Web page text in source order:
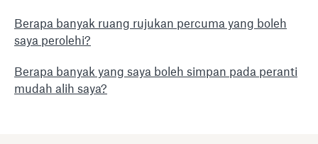
Berapa banyak ruang rujukan percuma yang boleh
saya perolehi?
Berapa banyak yang saya boleh simpan pada peranti
mudah alih saya?